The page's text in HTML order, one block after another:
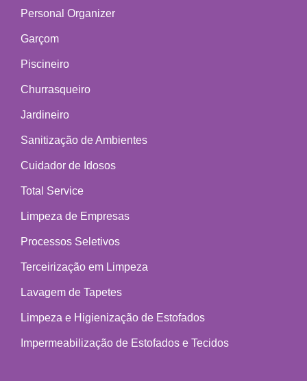
Personal Organizer
Garçom
Piscineiro
Churrasqueiro
Jardineiro
Sanitização de Ambientes
Cuidador de Idosos
Total Service
Limpeza de Empresas
Processos Seletivos
Terceirização em Limpeza
Lavagem de Tapetes
Limpeza e Higienização de Estofados
Impermeabilização de Estofados e Tecidos